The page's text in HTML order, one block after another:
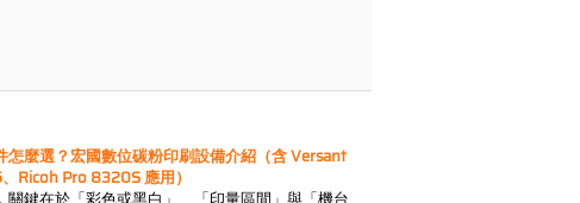
怎麼選？宏國數位碳粉印刷設備介紹（含 Versant
Ricoh Pro 8320S 應用）